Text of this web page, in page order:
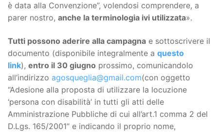
è data alla Convenzione”, volendosi comprendere, a
parer nostro, anche la terminologia ivi utilizzata».
Tutti possono aderire alla campagna e sottoscrivere il
documento (disponibile integralmente a questo
link), entro il 30 giugno prossimo, comunicandolo
all’indirizzo agosqueglia@gmail.com(con oggetto
“Adesione alla proposta di utilizzare la locuzione
‘persona con disabilità’ in tutti gli atti delle
Amministrazione Pubbliche di cui all’art.1 comma 2 del
D.Lgs. 165/2001” e indicando il proprio nome,